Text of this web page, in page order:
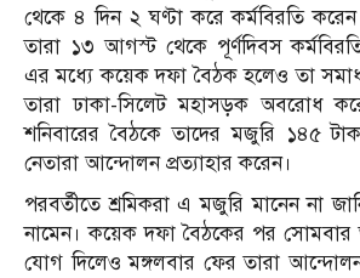
থেকে ৪ দিন ২ ঘণ্টা করে কর্মবিরতি
তারা ১৩ আগস্ট থেকে পূর্ণদিবস
এর মধ্যে কয়েক দফা বৈঠক হলেও তা
তারা ঢাকা-সিলেট মহাসড়ক অবরোধ
শনিবারের বৈঠকে তাদের মজুরি ১৪৫
নেতারা আন্দোলন প্রত্যাহার করেন।
পরবর্তীতে শ্রমিকরা এ মজুরি মানেন না
নামেন। কয়েক দফা বৈঠকের পর সোমবার
যোগ দিলেও মঙ্গলবার ফের তারা